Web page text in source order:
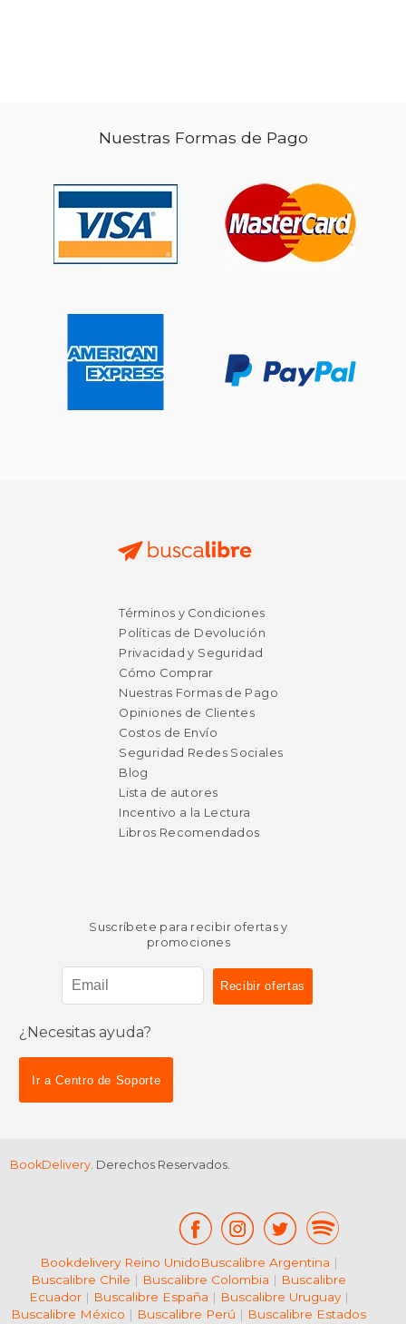
$ 281.25
15%
dcto.
dcto.
Nuestras Formas de Pago
Términos y Condiciones
Políticas de Devolución
Privacidad y Seguridad
Cómo Comprar
Nuestras Formas de Pago
Opiniones de Clientes
Costos de Envío
Seguridad Redes Sociales
Blog
Lista de autores
Incentivo a la Lectura
Libros Recomendados
Suscríbete para recibir ofertas y
promociones
¿Necesitas ayuda?
Ir a Centro de Soporte
BookDelivery. Derechos Reservados.
Bookdelivery Reino UnidoBuscalibre Argentina |
Buscalibre Chile | Buscalibre Colombia | Buscalibre
Ecuador| Buscalibre España | Buscalibre Uruguay|
Buscalibre México | Buscalibre Perú | Buscalibre Estados